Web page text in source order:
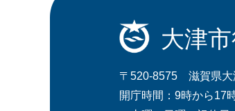
大津
〒520-8575 滋賀県大
開庁時間：9時から17